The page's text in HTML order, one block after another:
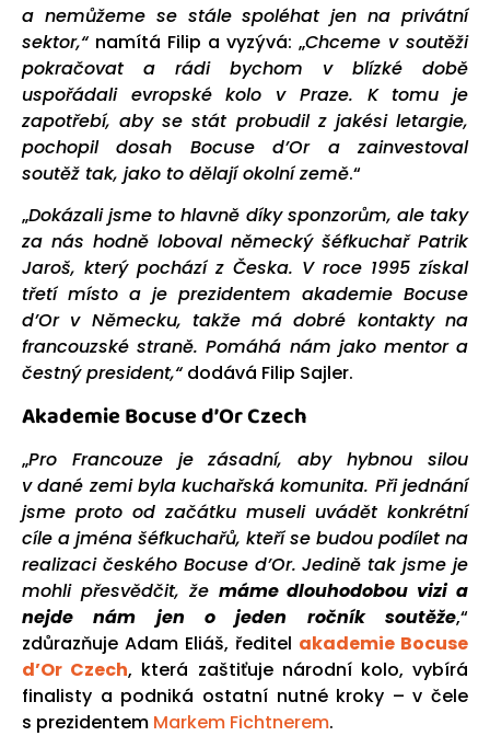
a nemůžeme se stále spoléhat jen na privátní
sektor,“ namítá Filip a vyzývá: „Chceme v soutěži
pokračovat a rádi bychom v blízké době
uspořádali evropské kolo v Praze. K tomu je
zapotřebí, aby se stát probudil z jakési letargie,
pochopil dosah Bocuse d’Or a zainvestoval
soutěž tak, jako to dělají okolní země.“
„Dokázali jsme to hlavně díky sponzorům, ale taky
za nás hodně loboval německý šéfkuchař Patrik
Jaroš, který pochází z Česka. V roce 1995 získal
třetí místo a je prezidentem akademie Bocuse
d’Or v Německu, takže má dobré kontakty na
francouzské straně. Pomáhá nám jako mentor a
čestný president,“ dodává Filip Sajler.
Akademie Bocuse d’Or Czech
„Pro Francouze je zásadní, aby hybnou silou
v dané zemi byla kuchařská komunita. Při jednání
jsme proto od začátku museli uvádět konkrétní
cíle a jména šéfkuchařů, kteří se budou podílet na
realizaci českého Bocuse d’Or. Jedině tak jsme je
mohli přesvědčit, že máme dlouhodobou vizi a
nejde nám jen o jeden ročník soutěže,“
zdůrazňuje Adam Eliáš, ředitel akademie Bocuse
d’Or Czech, která zaštiťuje národní kolo, vybírá
finalisty a podniká ostatní nutné kroky – v čele
s prezidentem Markem Fichtnerem.